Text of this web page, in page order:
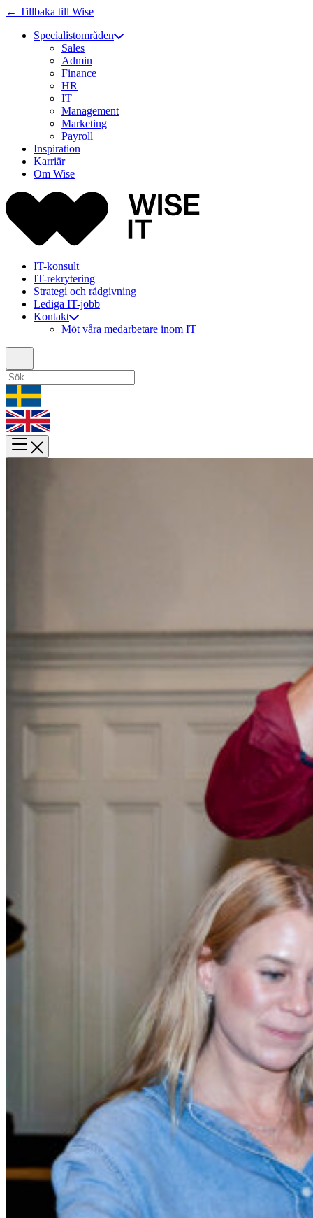
← Tillbaka till Wise
Specialistområden
Sales
Admin
Finance
HR
IT
Management
Marketing
Payroll
Inspiration
Karriär
Om Wise
IT-konsult
IT-rekrytering
Strategi och rådgivning
Lediga IT-jobb
Kontakt
Möt våra medarbetare inom IT